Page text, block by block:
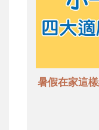
暑假在家這